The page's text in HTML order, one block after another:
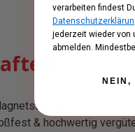
& hochwertig
verarbeiten findest
jederzeit wieder von
abmelden.
NEIN,